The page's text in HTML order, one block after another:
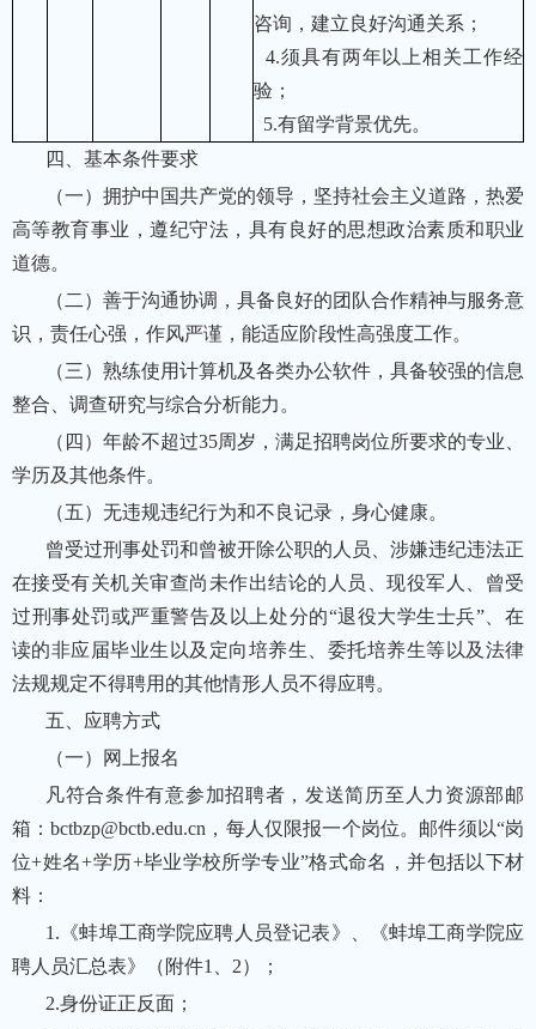
咨询，建立良好沟通关系；
4.须具有两年以上相关工作经
验；
5.有留学背景优先。
四、基本条件要求
（一）拥护中国共产党的领导，坚持社会主义道路，热爱
高等教育事业，遵纪守法，具有良好的思想政治素质和职业
道德。
（二）善于沟通协调，具备良好的团队合作精神与服务意
识，责任心强，作风严谨，能适应阶段性高强度工作。
（三）熟练使用计算机及各类办公软件，具备较强的信息
整合、调查研究与综合分析能力。
（四）年龄不超过35周岁，满足招聘岗位所要求的专业、
学历及其他条件。
（五）无违规违纪行为和不良记录，身心健康。
曾受过刑事处罚和曾被开除公职的人员、涉嫌违纪违法正
在接受有关机关审查尚未作出结论的人员、现役军人、曾受
过刑事处罚或严重警告及以上处分的“退役大学生士兵”、在
读的非应届毕业生以及定向培养生、委托培养生等以及法律
法规规定不得聘用的其他情形人员不得应聘。
五、应聘方式
（一）网上报名
凡符合条件有意参加招聘者，发送简历至人力资源部邮
箱：bctbzp@bctb.edu.cn，每人仅限报一个岗位。邮件须以“岗
位+姓名+学历+毕业学校所学专业”格式命名，并包括以下材
料：
1.《蚌埠工商学院应聘人员登记表》、《蚌埠工商学院应
聘人员汇总表》（附件1、2）；
2.身份证正反面；